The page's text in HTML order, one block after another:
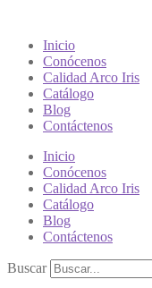
Inicio
Conócenos
Calidad Arco Iris
Catálogo
Blog
Contáctenos
Inicio
Conócenos
Calidad Arco Iris
Catálogo
Blog
Contáctenos
Buscar